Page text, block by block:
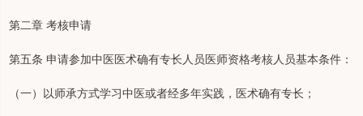
第二章 考核申请
第五条 申请参加中医医术确有专长人员医师资格考核人员基本条件：
（一）以师承方式学习中医或者经多年实践，医术确有专长；